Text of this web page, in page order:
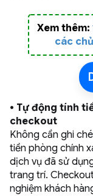
Xem thêm:
các
• Tự động tính
checkout
Không cần ghi
tiền phòng chính
dịch vụ đã sử
trang trí.
nghiệm khách